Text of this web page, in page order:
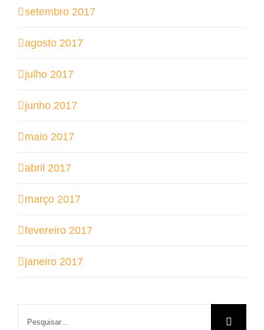
setembro 2017
agosto 2017
julho 2017
junho 2017
maio 2017
abril 2017
março 2017
fevereiro 2017
janeiro 2017